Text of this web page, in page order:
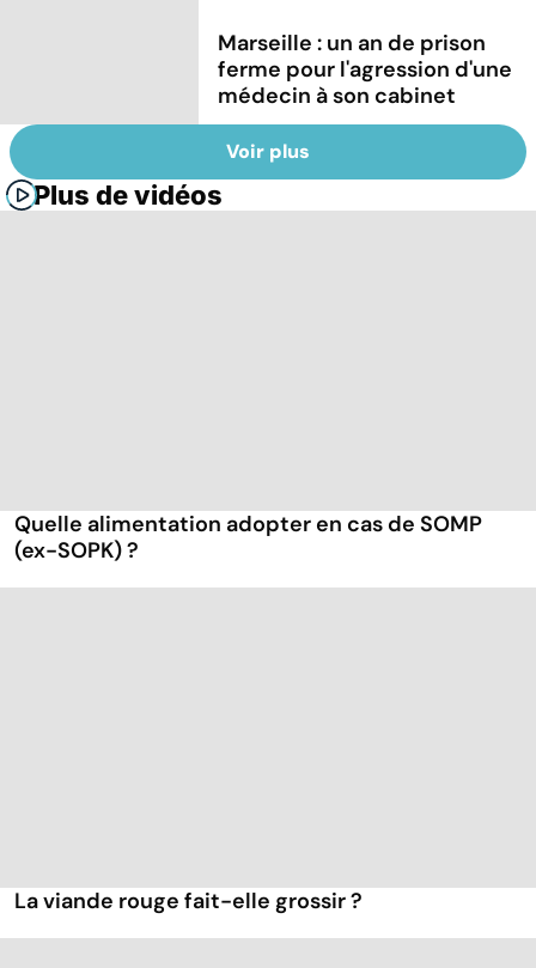
Marseille : un an de prison
ferme pour l'agression d'une
médecin à son cabinet
Voir plus
Plus de vidéos
Quelle alimentation adopter en cas de SOMP
(ex-SOPK) ?
La viande rouge fait-elle grossir ?